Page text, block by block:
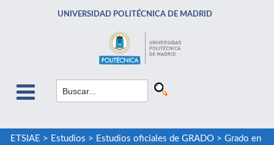
UNIVERSIDAD POLITÉCNICA DE MADRID
ETSIAE > Estudios > Estudios oficiales de GRADO> Grado en